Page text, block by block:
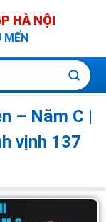
HÀ NỘI
MẾN
– Năm C |
vịnh 137